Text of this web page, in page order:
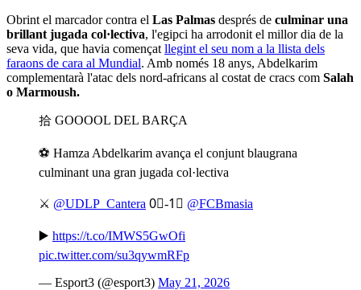
Obrint el marcador contra el Las Palmas després de culminar una
brillant jugada col·lectiva, l'egipci ha arrodonit el millor dia de la
seva vida, que havia començat llegint el seu nom a la llista dels
faraons de cara al Mundial. Amb només 18 anys, Abdelkarim
complementarà l'atac dels nord-africans al costat de cracs com Salah
o Marmoush.
拾 GOOOOL DEL BARÇA
⚽️ Hamza Abdelkarim avança el conjunt blaugrana
culminant una gran jugada col·lectiva
⚔️ @UDLP_Cantera 0⃣-1⃣ @FCBmasia
▶️ https://t.co/IMWS5GwOfi
pic.twitter.com/su3qywmRFp
— Esport3 (@esport3) May 21, 2026